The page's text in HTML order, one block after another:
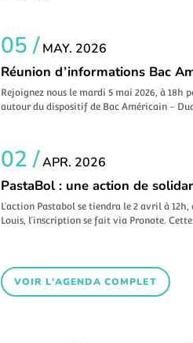
05 / MAY. 2026
Réunion d’informations Bac
Rejoignez nous le mardi 5 mai 2026, à 18h
autour du dispositif de Bac Américain –
02 /APR. 2026
PastaBol : une action de
L’action Pastabol se tiendra le 2 avril à
Louis, l’inscription se fait via Pronote.
VOIR L'AGENDA COMPLET